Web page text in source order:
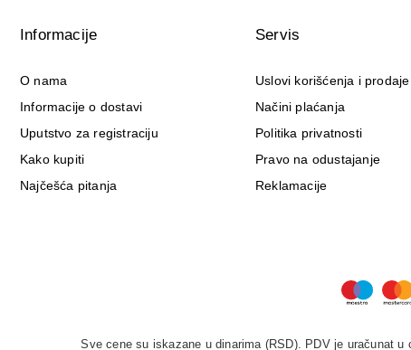
Informacije
O nama
Informacije o dostavi
Uputstvo za registraciju
Kako kupiti
Najčešća pitanja
Servis
Uslovi korišćenja i prodaje
Načini plaćanja
Politika privatnosti
Pravo na odustajanje
Reklamacije
Sve cene su iskazane u dinarima (RSD). PDV je uračunat